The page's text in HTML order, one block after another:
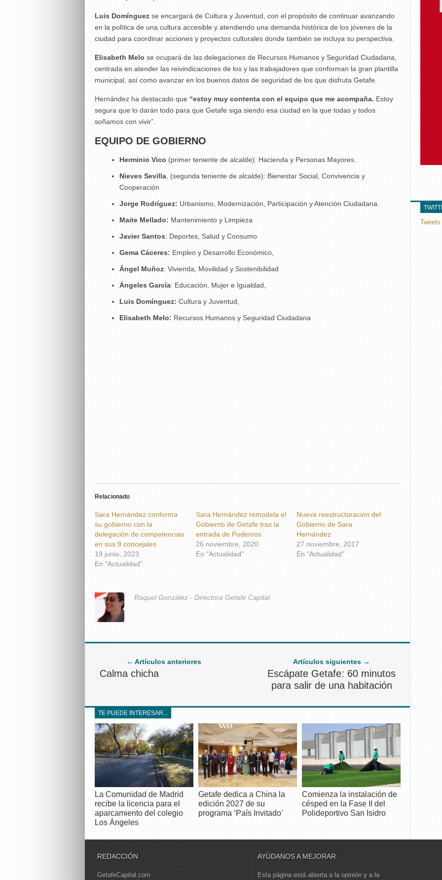
Luis Domínguez se encargará de Cultura y Juventud, con el propósito de continuar avanzando
en la política de una cultura accesible y atendiendo una demanda histórica de los jóvenes de la
ciudad para coordinar acciones y proyectos culturales donde también se incluya su perspectiva.
Elisabeth Melo se ocupará de las delegaciones de Recursos Humanos y Seguridad Ciudadana,
centrada en atender las reivindicaciones de los y las trabajadores que conforman la gran plantilla
municipal, así como avanzar en los buenos datos de seguridad de los que disfruta Getafe.
Hernández ha destacado que “estoy muy contenta con el equipo que me acompaña. Estoy
segura que lo darán todo para que Getafe siga siendo esa ciudad en la que todas y todos
soñamos con vivir”.
EQUIPO DE GOBIERNO
Herminio Vico (primer teniente de alcalde): Hacienda y Personas Mayores.
Nieves Sevilla , (segunda teniente de alcalde): Bienestar Social, Convivencia y
Cooperación
Jorge Rodríguez: Urbanismo, Modernización, Participación y Atención Ciudadana.
Maite Mellado: Mantenimiento y Limpieza
Javier Santos: Deportes, Salud y Consumo
Gema Cáceres: Empleo y Desarrollo Económico,
Ángel Muñoz: Vivienda, Movilidad y Sostenibilidad
Ángeles García: Educación, Mujer e Igualdad,
Luis Domínguez: Cultura y Juventud,
Elisabeth Melo: Recursos Humanos y Seguridad Ciudadana
Relacionado
Sara Hernández conforma
su gobierno con la
delegación de competencias
en sus 9 concejales
19 junio, 2023
En "Actualidad"
Sara Hernández remodela el
Gobierno de Getafe tras la
entrada de Podemos
26 noviembre, 2020
En "Actualidad"
Nueva reestructuración del
Gobierno de Sara
Hernández
27 noviembre, 2017
En "Actualidad"
Raquel González - Directora Getafe Capital
← Artículos anteriores
Calma chicha
Artículos siguientes →
Escápate Getafe: 60 minutos
para salir de una habitación
TE PUEDE INTERESAR...
La Comunidad de Madrid
recibe la licencia para el
aparcamiento del colegio
Los Ángeles
Getafe dedica a China la
edición 2027 de su
programa ‘País Invitado’
Comienza la instalación de
césped en la Fase II del
Polideportivo San Isidro
REDACCIÓN
GetafeCapital.com
AYÚDANOS A MEJORAR
Esta página está abierta a la opinión y a la